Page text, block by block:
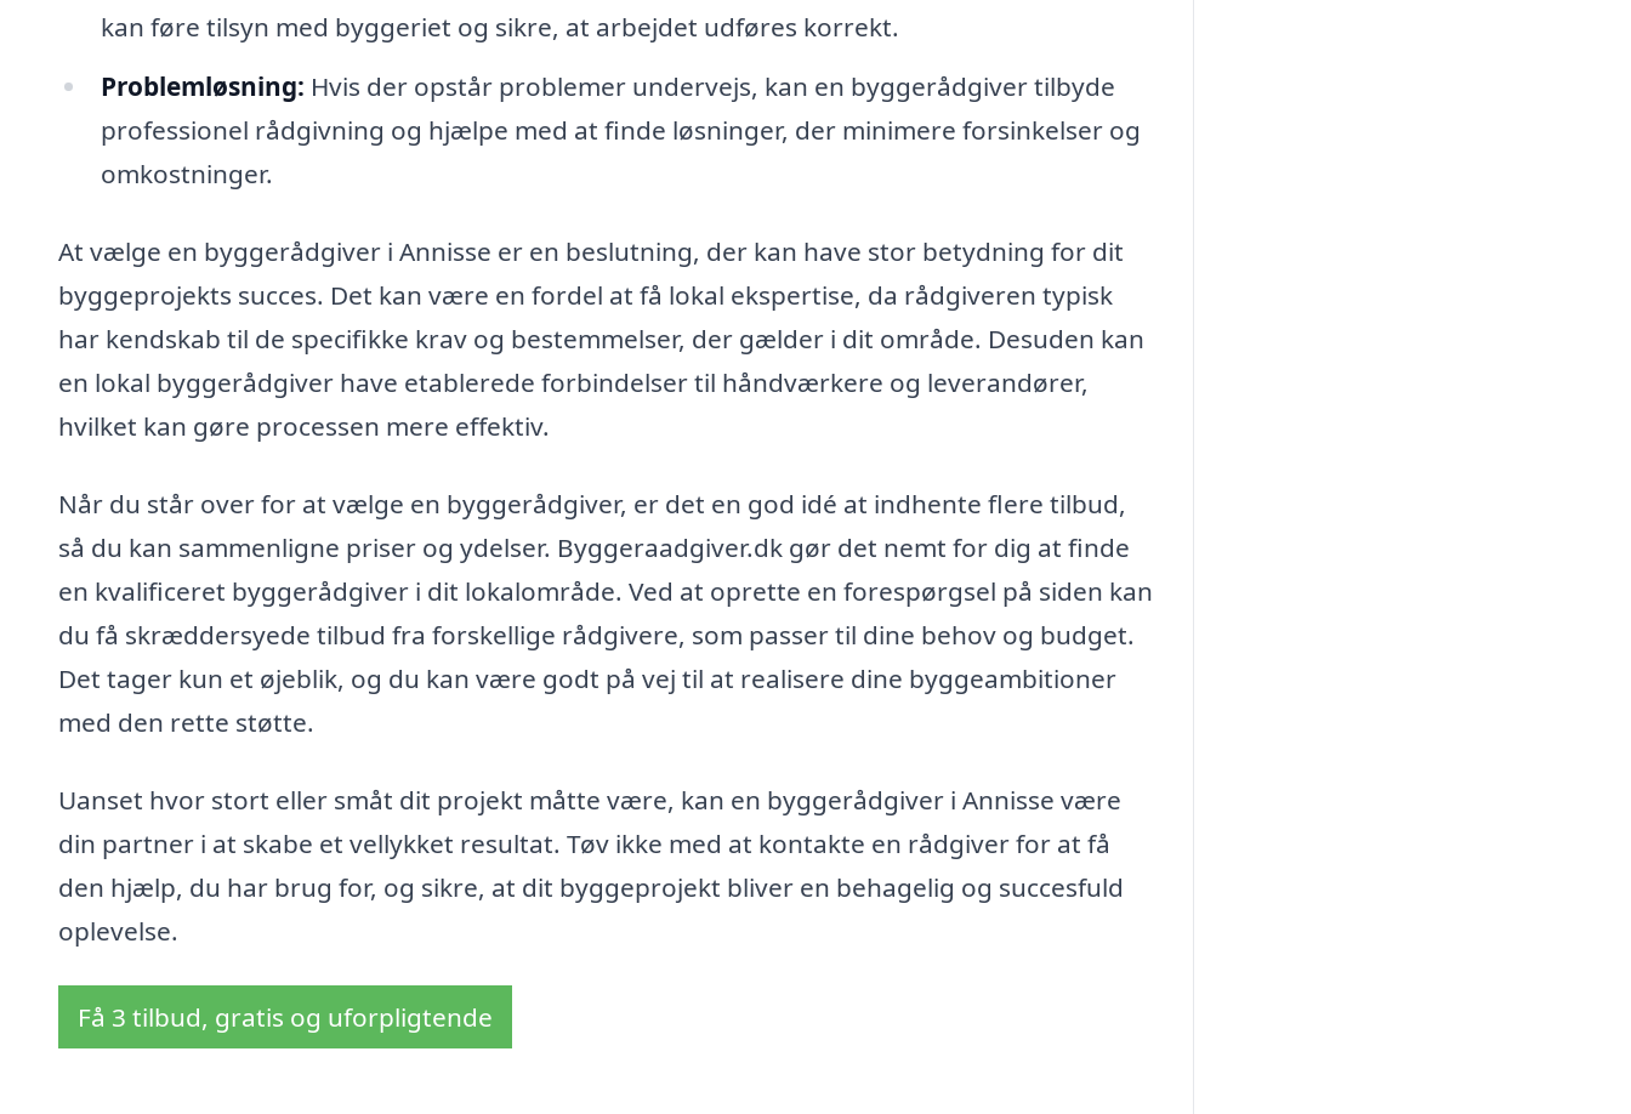
kan føre tilsyn med byggeriet og sikre, at arbejdet udføres korrekt.
Problemløsning: Hvis der opstår problemer undervejs, kan en byggerådgiver tilbyde
professionel rådgivning og hjælpe med at finde løsninger, der minimere forsinkelser og
omkostninger.
At vælge en byggerådgiver i Annisse er en beslutning, der kan have stor betydning for dit
byggeprojekts succes. Det kan være en fordel at få lokal ekspertise, da rådgiveren typisk
har kendskab til de specifikke krav og bestemmelser, der gælder i dit område. Desuden kan
en lokal byggerådgiver have etablerede forbindelser til håndværkere og leverandører,
hvilket kan gøre processen mere effektiv.
Når du står over for at vælge en byggerådgiver, er det en god idé at indhente flere tilbud,
så du kan sammenligne priser og ydelser. Byggeraadgiver.dk gør det nemt for dig at finde
en kvalificeret byggerådgiver i dit lokalområde. Ved at oprette en forespørgsel på siden kan
du få skræddersyede tilbud fra forskellige rådgivere, som passer til dine behov og budget.
Det tager kun et øjeblik, og du kan være godt på vej til at realisere dine byggeambitioner
med den rette støtte.
Uanset hvor stort eller småt dit projekt måtte være, kan en byggerådgiver i Annisse være
din partner i at skabe et vellykket resultat. Tøv ikke med at kontakte en rådgiver for at få
den hjælp, du har brug for, og sikre, at dit byggeprojekt bliver en behagelig og succesfuld
oplevelse.
Få 3 tilbud, gratis og uforpligtende